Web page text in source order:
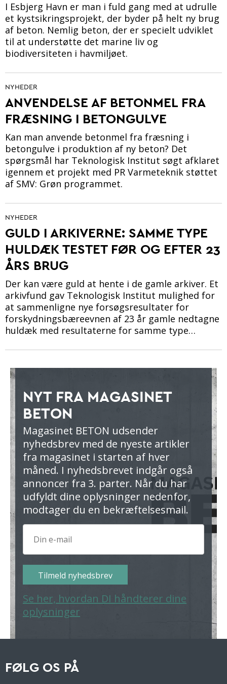
I Esbjerg Havn er man i fuld gang med at udrulle
et kystsikringsprojekt, der byder på helt ny brug
af beton. Nemlig beton, der er specielt udviklet
til at understøtte det marine liv og
biodiversiteten i havmiljøet.
NYHEDER
ANVENDELSE AF BETONMEL FRA
FRÆSNING I BETONGULVE
Kan man anvende betonmel fra fræsning i
betongulve i produktion af ny beton? Det
spørgsmål har Teknologisk Institut søgt afklaret
igennem et projekt med PR Varmeteknik støttet
af SMV: Grøn programmet.
NYHEDER
GULD I ARKIVERNE: SAMME TYPE
HULDÆK TESTET FØR OG EFTER 23
ÅRS BRUG
Der kan være guld at hente i de gamle arkiver. Et
arkivfund gav Teknologisk Institut mulighed for
at sammenligne nye forsøgsresultater for
forskydningsbæreevnen af 23 år gamle nedtagne
huldæk med resultaterne for samme type…
NYT FRA MAGASINET
BETON
Magasinet BETON udsender
nyhedsbrev med de nyeste artikler
fra magasinet i starten af hver
måned. I nyhedsbrevet indgår også
annoncer fra 3. parter. Når du har
udfyldt dine oplysninger nedenfor,
modtager du en bekræftelsesmail.
Tilmeld nyhedsbrev
Se her, hvordan DI håndterer dine
oplysninger
FØLG OS PÅ